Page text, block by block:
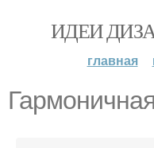
ИДЕИ
главная